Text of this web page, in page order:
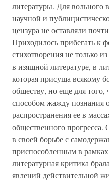
литературы. Для
научной и
цензура не оставляли
Приходилось прибегать к
стихотворения не только
в изящной литературе, в
которая присуща всякому
обществу, но еще для того,
способом жажду познания
распространения ее в
общественного прогресса.
в своей борьбе с
приспособленным в
литературная критика
явлений действительной